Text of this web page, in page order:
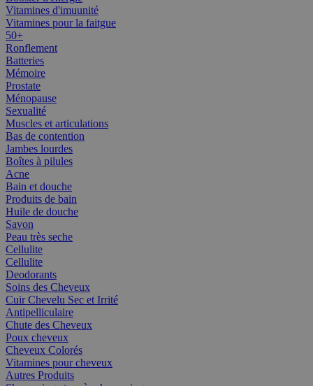
Vitamines d'imuunité
Vitamines pour la faitgue
50+
Ronflement
Batteries
Mémoire
Prostate
Ménopause
Sexualité
Muscles et articulations
Bas de contention
Jambes lourdes
Boîtes à pilules
Acne
Bain et douche
Produits de bain
Huile de douche
Savon
Peau très seche
Cellulite
Cellulite
Deodorants
Soins des Cheveux
Cuir Chevelu Sec et Irrité
Antipelliculaire
Chute des Cheveux
Poux cheveux
Cheveux Colorés
Vitamines pour cheveux
Autres Produits